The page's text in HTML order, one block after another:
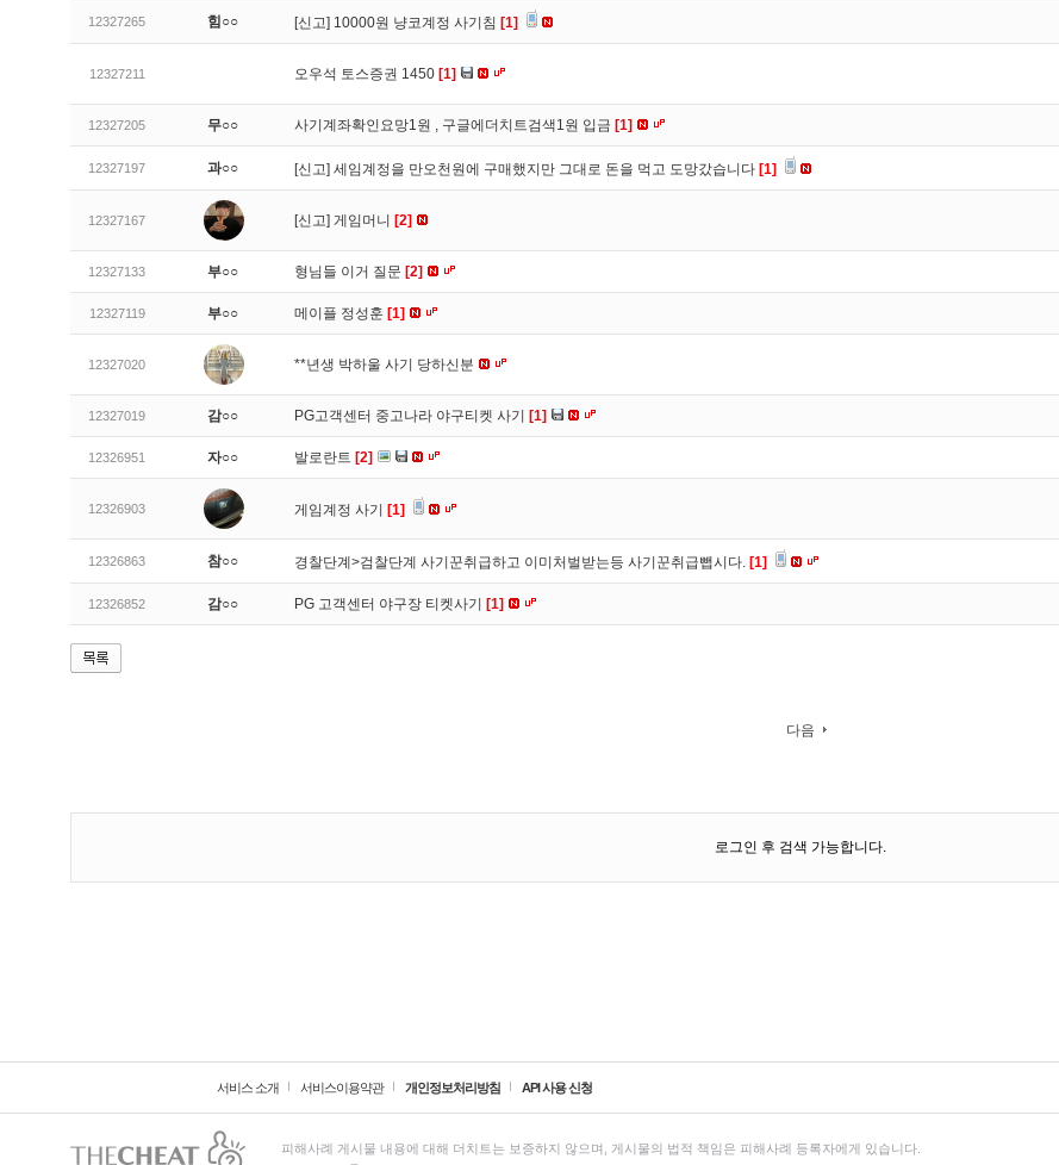
12327265 힘○○ [신고] 10000원 냥코계정 사기침 [1]
12327211 오우석 토스증권 1450 [1]
12327205 무○○ 사기계좌확인요망1원 , 구글에더치트검색1원 입금 [1]
12327197 과○○ [신고] 세임계정을 만오천원에 구매했지만 그대로 돈을 먹고 도망갔습니다 [1]
12327167 [신고] 게임머니 [2]
12327133 부○○ 형님들 이거 질문 [2]
12327119 부○○ 메이플 정성훈 [1]
12327020 **년생 박하울 사기 당하신분
12327019 감○○ PG고객센터 중고나라 야구티켓 사기 [1]
12326951 자○○ 발로란트 [2]
12326903 게임계정 사기 [1]
12326863 참○○ 경찰단계>검찰단계 사기꾼취급하고 이미처벌받는등 사기꾼취급뺍시다. [1]
12326852 감○○ PG 고객센터 야구장 티켓사기 [1]
다음
로그인 후 검색 가능합니다.
서비스 소개 서비스이용약관 개인정보처리방침 API 사용 신청
피해사례 게시물 내용에 대해 더치트는 보증하지 않으며, 게시물의 법적 책임은 피해사례 등록자에게 있습니다.